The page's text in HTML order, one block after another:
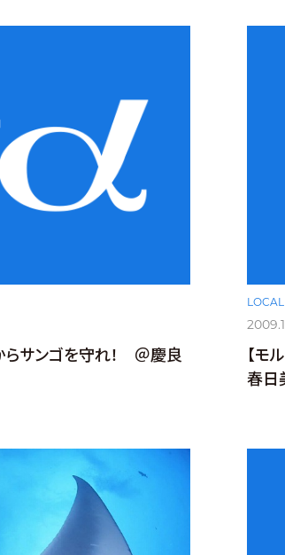
らサンゴを守れ！ ＠慶良
【モ
春日